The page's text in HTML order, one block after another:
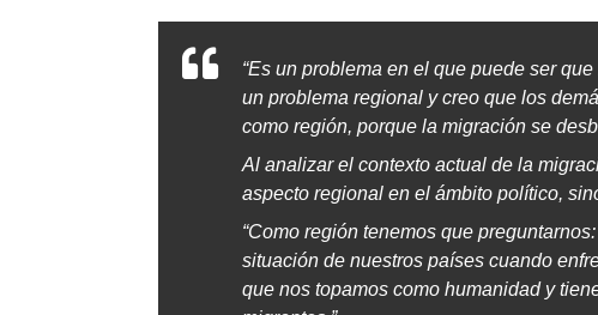
“Es un problema en el que puede ser
un problema regional y creo que los
como región, porque la migración se
Al analizar el contexto actual de la
aspecto regional en el ámbito político,
“Como región tenemos que
situación de nuestros países cuando
que nos topamos como humanidad y